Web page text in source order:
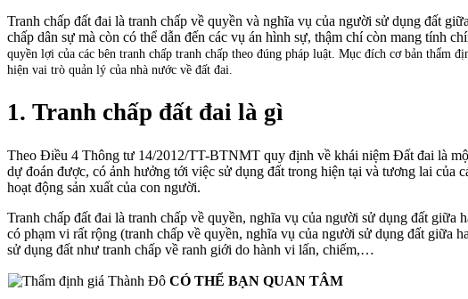
Tranh chấp đất đai là tranh chấp về quyền và nghĩa vụ của người sử dụng đất
chấp dân sự mà còn có thể dẫn đến các vụ án hình sự, thậm chí còn mang tính
quyền lợi của các bên tranh chấp tranh chấp theo đúng pháp luật. Mục đích cơ bản
hiện vai trò quản lý của nhà nước về đất đai.
1. Tranh chấp đất đai là gì
Theo Điều 4 Thông tư 14/2012/TT-BTNMT quy định về khái niệm Đất đai là
dự đoán được, có ảnh hưởng tới việc sử dụng đất trong hiện tại và tương lai
hoạt động sản xuất của con người.
Tranh chấp đất đai là tranh chấp về quyền, nghĩa vụ của người sử dụng đất giữa
có phạm vi rất rộng (tranh chấp về quyền, nghĩa vụ của người sử dụng đất giữa
sử dụng đất như tranh chấp về ranh giới do hành vi lấn, chiếm,…
CÓ THỂ BẠN QUAN TÂM